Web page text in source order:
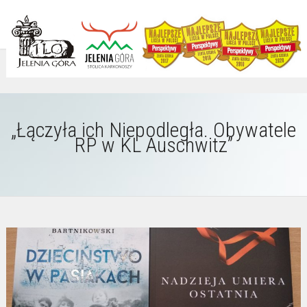
„Łączyła ich Niepodległa. Obywatele
RP w KL Auschwitz”